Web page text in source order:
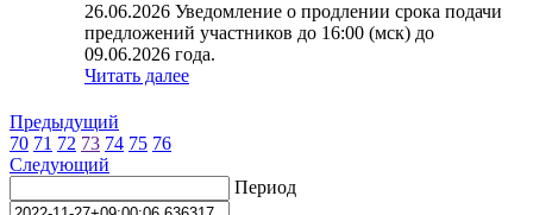
26.06.2026 Уведомление о продлении срока подачи
предложений участников до 16:00 (мск) до
09.06.2026 года.
Читать далее
Предыдущий
70 71 72 73 74 75 76
Следующий
Период